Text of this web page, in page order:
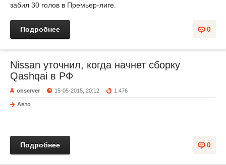
забил 30 голов в Премьер-лиге.
0
Подробнее
Nissan уточнил, когда начнет сборку
Qashqai в РФ
observer 15-05-2015, 20:12 1 476
Авто
0
Подробнее